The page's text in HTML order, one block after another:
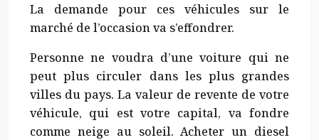
La demande pour ces véhicules sur le
marché de l’occasion va s’effondrer.
Personne ne voudra d’une voiture qui ne
peut plus circuler dans les plus grandes
villes du pays. La valeur de revente de votre
véhicule, qui est votre capital, va fondre
comme neige au soleil. Acheter un diesel